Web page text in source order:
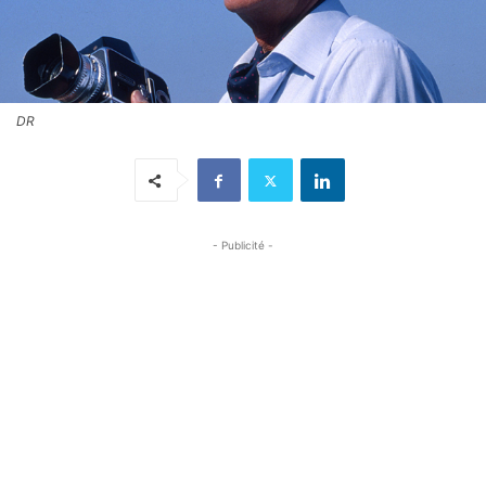
DR
- Publicité -